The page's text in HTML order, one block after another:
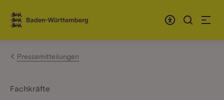
Zum Inhalt springen
Link zur Startseite
Pressemitteilungen
Fachkräfte